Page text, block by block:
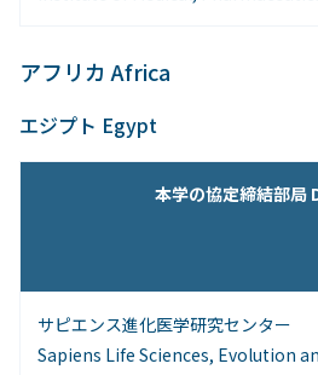
アフリカ Africa
エジプト Egypt
本学の協定締結部
サピエンス進化医学研究センター
Sapiens Life Sciences, Evolution